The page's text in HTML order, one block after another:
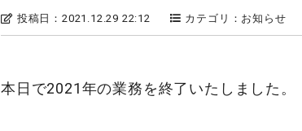
投稿日：2021.12.29 22:12 カテゴリ：お知らせ
本日で2021年の業務を終了いたしました。